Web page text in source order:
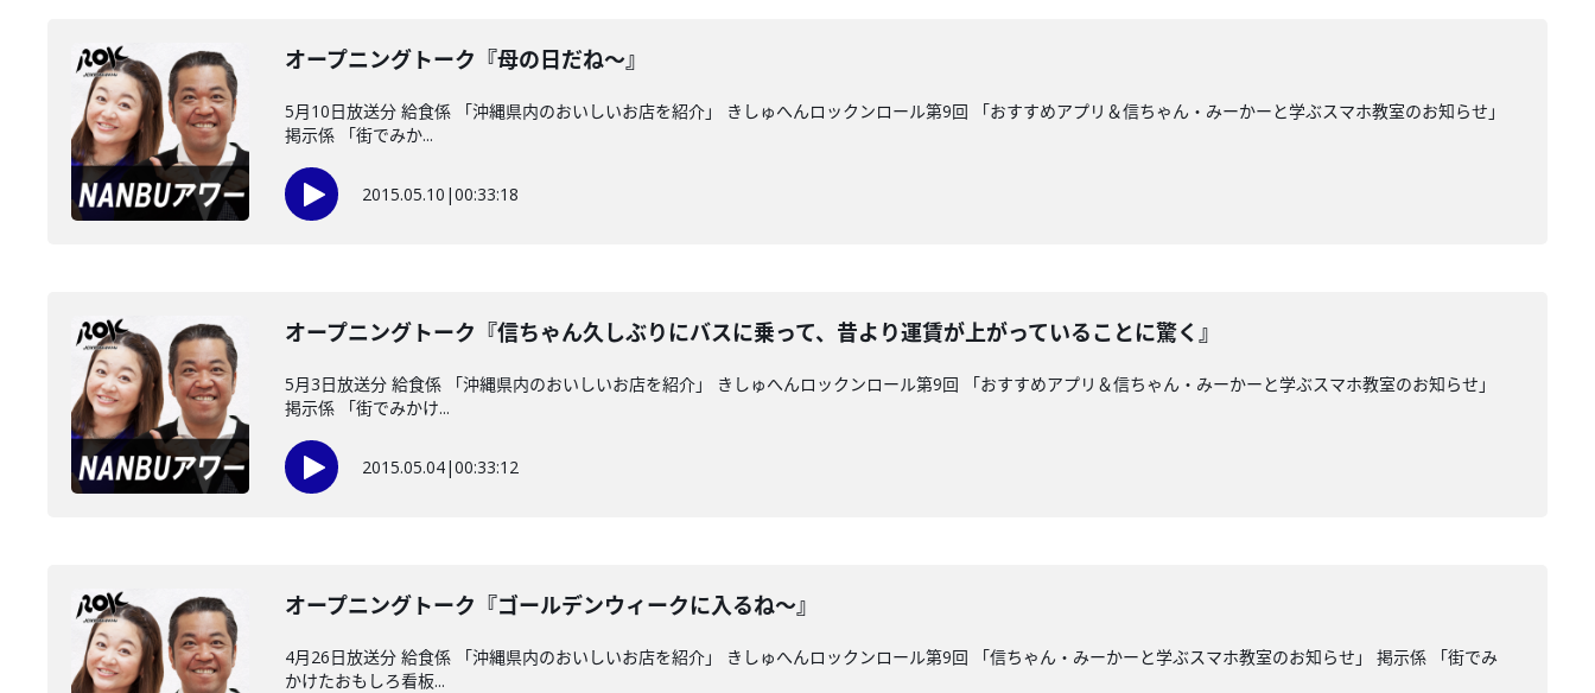
オープニングトーク『母の日だね～』
5月10日放送分 給食係 「沖縄県内のおいしいお店を紹介」 きしゅへんロックンロール第9回 「おすすめアプリ＆信ちゃん・みーかーと学ぶスマホ教室のお知らせ」
掲示係 「街でみか...
2015.05.10 |00:33:18
オープニングトーク『信ちゃん久しぶりにバスに乗って、昔より運賃が上がっていることに驚く』
5月3日放送分 給食係 「沖縄県内のおいしいお店を紹介」 きしゅへんロックンロール第9回 「おすすめアプリ＆信ちゃん・みーかーと学ぶスマホ教室のお知らせ」
掲示係 「街でみかけ...
2015.05.04|00:33:12
オープニングトーク『ゴールデンウィークに入るね～』
4月26日放送分 給食係 「沖縄県内のおいしいお店を紹介」 きしゅへんロックンロール第9回 「信ちゃん・みーかーと学ぶスマホ教室のお知らせ」 掲示係 「街でみ
かけたおもしろ看板...